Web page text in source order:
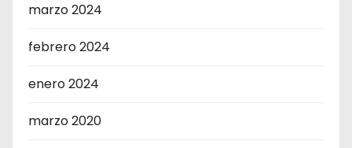
marzo 2024
febrero 2024
enero 2024
marzo 2020